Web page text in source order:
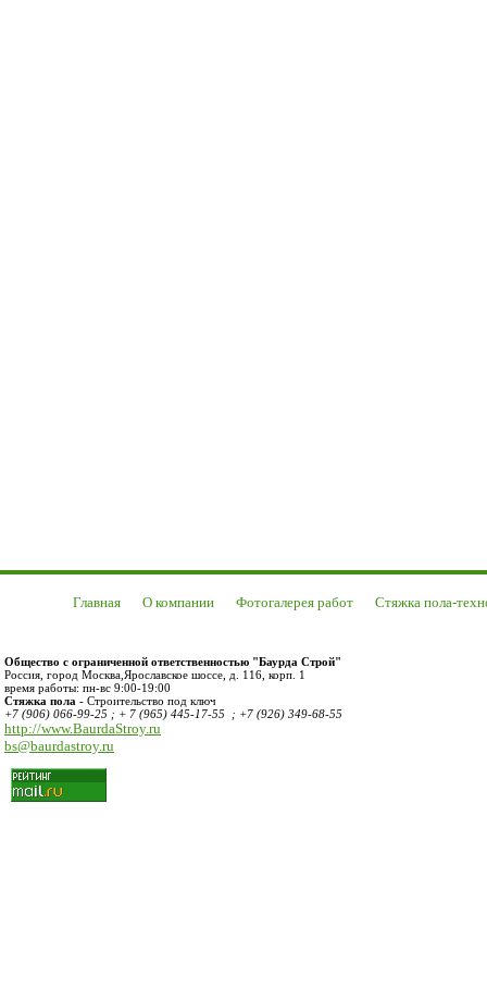
Главная О компании Фотогалерея работ Стяжка пола-
Общество с ограниченной ответственностью "Баурда Строй"
Россия город Москва Ярославское шоссе, д. 116, корп. 1
время работы: пн-вс 9:00-19:00
Стяжка пола - Строительство под ключ
+7 (906) 066-99-25 ; + 7 (965) 445-17-55 ; +7 (926) 349-68-55
http://www.BaurdaStroy.ru
bs@baurdastroy.ru